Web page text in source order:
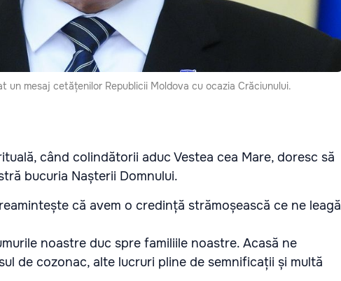
un mesaj cetățenilor Republicii Moldova cu ocazia Crăciunului.
când colindătorii aduc Vestea cea Mare, doresc să
bucuria Nașterii Domnului.
că avem o credință strămoșească ce ne leagă
noastre duc spre familiile noastre. Acasă ne
de cozonac, alte lucruri pline de semnificații și multă